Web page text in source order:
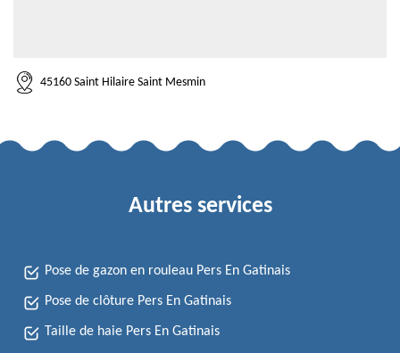
45160 Saint Hilaire Saint Mesmin
Autres services
Pose de gazon en rouleau Pers En Gatinais
Pose de clôture Pers En Gatinais
Taille de haie Pers En Gatinais